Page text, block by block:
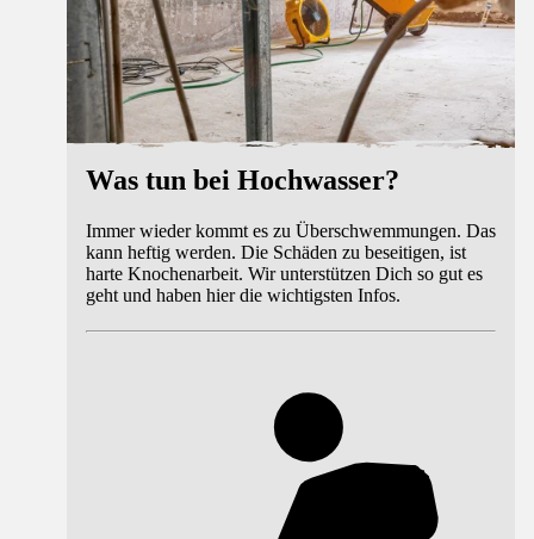
Was tun bei Hochwasser?
Immer wieder kommt es zu Überschwemmungen. Das
kann heftig werden. Die Schäden zu beseitigen, ist
harte Knochenarbeit. Wir unterstützen Dich so gut es
geht und haben hier die wichtigsten Infos.